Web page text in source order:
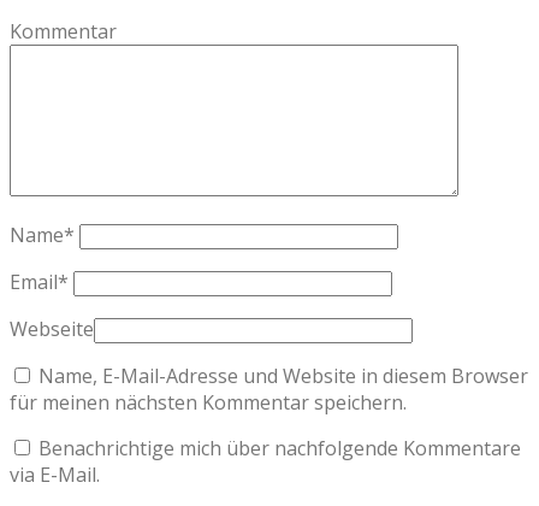
Kommentar
Name*
Email*
Webseite
Name, E-Mail-Adresse und Website in diesem Browser
für meinen nächsten Kommentar speichern.
Benachrichtige mich über nachfolgende Kommentare
via E-Mail.